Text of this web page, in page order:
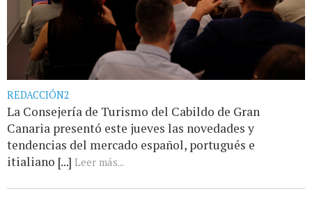
REDACCIÓN2
La Consejería de Turismo del Cabildo de Gran
Canaria presentó este jueves las novedades y
tendencias del mercado español, portugués e
itialiano [...] Leer más...